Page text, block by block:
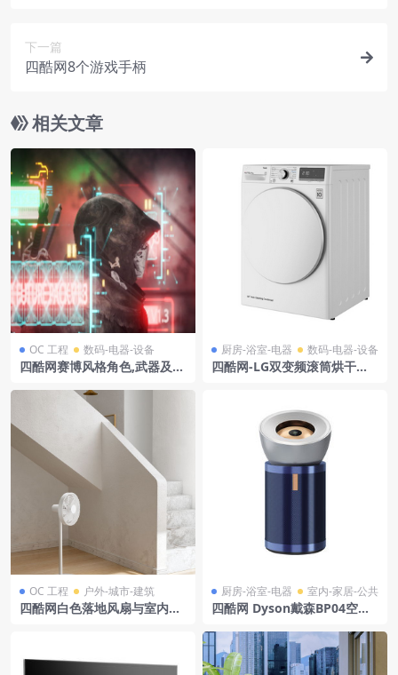
下一篇
四酷网8个游戏手柄
相关文章
OC 工程 数码-电器-设备
四酷网赛博风格角色,武器及电
厨房-浴室-电器 数码-电器-设备
四酷网-LG双变频滚筒烘干机
OC 工程 户外-城市-建筑
四酷网白色落地风扇与室内楼
厨房-浴室-电器 室内-家居-公共
四酷网 Dyson戴森BP04空气